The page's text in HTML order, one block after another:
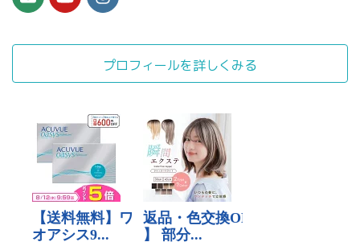
プロフィールを詳しくみる